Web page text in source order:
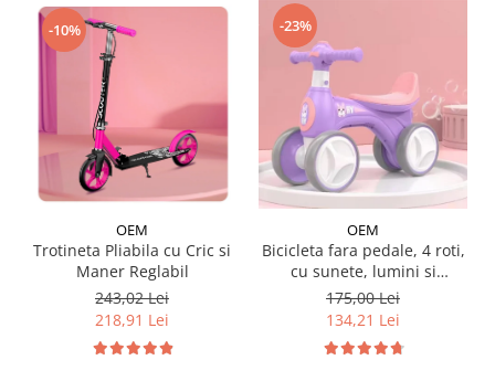
-10%
OEM
Trotineta Pliabila cu Cric si
Maner Reglabil
243,02 Lei
218,91 Lei
-23%
OEM
Bicicleta fara pedale, 4 roti,
cu sunete, lumini si
baloane de sapun
175,00 Lei
134,21 Lei